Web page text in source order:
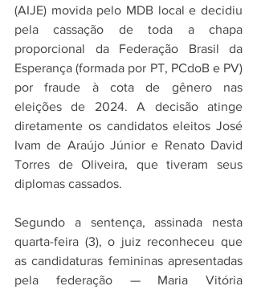
(AIJE) movida pelo MDB local e decidiu
pela cassação de toda a chapa
proporcional da Federação Brasil da
Esperança (formada por PT, PCdoB e PV)
por fraude à cota de gênero nas
eleições de 2024. A decisão atinge
diretamente os candidatos eleitos José
Ivam de Araújo Júnior e Renato David
Torres de Oliveira, que tiveram seus
diplomas cassados.
Segundo a sentença, assinada nesta
quarta-feira (3), o juiz reconheceu que
as candidaturas femininas apresentadas
pela federação — Maria Vitória